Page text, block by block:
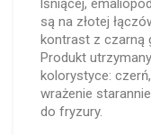
lśniącej,
są na złotej
kontrast z czarną
Produkt
kolorystyce:
wrażenie
do fryzury.